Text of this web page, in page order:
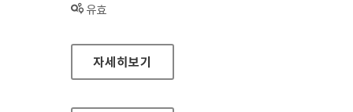
상태 :
유효
방송문화진흥회
자세히보기